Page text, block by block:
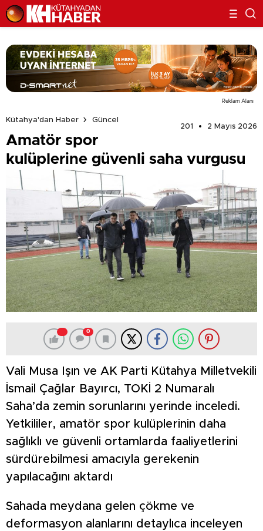
Reklam Alanı
Kütahya'dan Haber
Güncel
201
2 Mayıs 2026
Amatör spor
kulüplerine güvenli saha vurgusu
0
Vali Musa Işın ve AK Parti Kütahya Milletvekili
İsmail Çağlar Bayırcı, TOKİ 2 Numaralı
Saha’da zemin sorunlarını yerinde inceledi.
Yetkililer, amatör spor kulüplerinin daha
sağlıklı ve güvenli ortamlarda faaliyetlerini
sürdürebilmesi amacıyla gerekenin
yapılacağını aktardı
Sahada meydana gelen çökme ve
deformasyon alanlarını detaylıca inceleyen